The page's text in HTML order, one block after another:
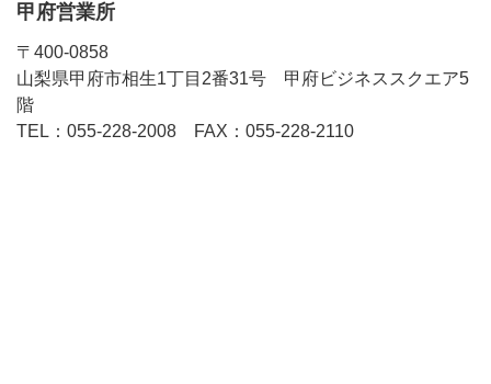
甲府営業所
〒400-0858
山梨県甲府市相生1丁目2番31号 甲府ビジネススクエア5
階
TEL：055-228-2008 FAX：055-228-2110